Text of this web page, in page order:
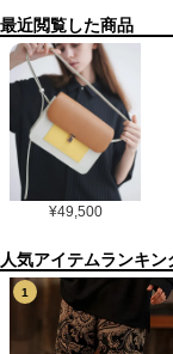
最近閲覧した商品
¥49,500
1